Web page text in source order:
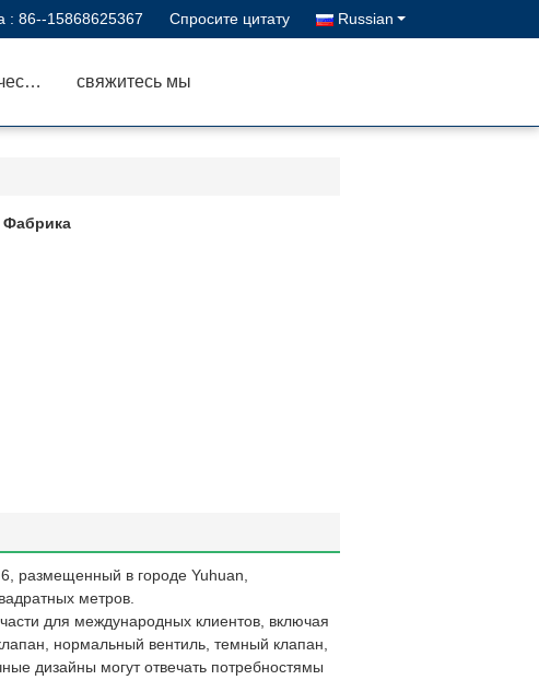
: 86--15868625367 Спросите цитату Russian
Проверка качества свяжитесь мы
Фабрика
размещенный в городе Yuhuan,
метров.
для международных клиентов, включая
нормальный вентиль, темный клапан,
дизайны могут отвечать потребностямы